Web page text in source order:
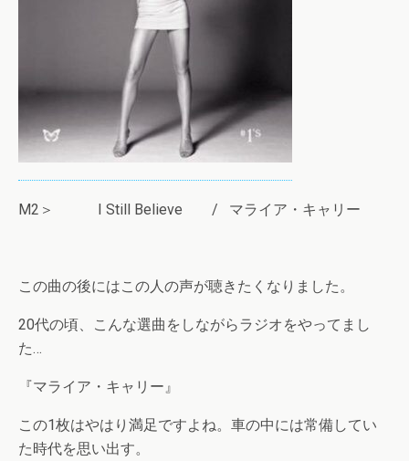
M2＞ I Still Believe / マライア・キャリー
この曲の後にはこの人の声が聴きたくなりました。
20代の頃、こんな選曲をしながらラジオをやってまし
た…
『マライア・キャリー』
この1枚はやはり満足ですよね。車の中には常備してい
た時代を思い出す。